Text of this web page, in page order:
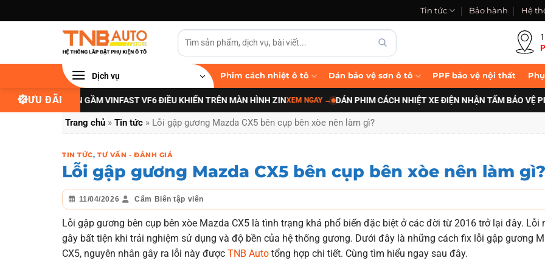
qua
Tin tức Bảo hành Hệ
Dịch vụ Phim cách nhiệt ô tô Dán bảo vệ sơn ô tô PPF bảo vệ nội thất
ƯU ĐÃI
CẤP ĐÈN GẦM VINFAST VF6 ĐIỀU KHIỂN TRÊN MÀN HÌNH ZINXEM NGAY→ DÁN PHIM CÁCH NHIỆT XE ĐIỆN NHẬN TẤM BẢO VỆ PIN B-
Trang chủ » Tin tức » Lỗi gập gương Mazda CX5 bên cụp bên xòe nên làm gì?
TIN TỨC,TƯ VẤN - ĐÁNH GIÁ
Lỗi gập gương Mazda CX5 bên cụp bên xòe nên làm gì?
11/04/2026 Cẩm Biên tập viên
Lỗi gập gương bên cụp bên xòe Mazda CX5 là tình trạng khá phổ biến đặc biệt ở các đời từ 2016 trở lại đây. Lỗi
gây bất tiện khi trải nghiệm sử dụng và độ bền của hệ thống gương. Dưới đây là những cách fix lỗi gập gương
CX5, nguyên nhân gây ra lỗi này được TNB Auto tổng hợp chi tiết. Cùng tìm hiểu ngay sau đây.